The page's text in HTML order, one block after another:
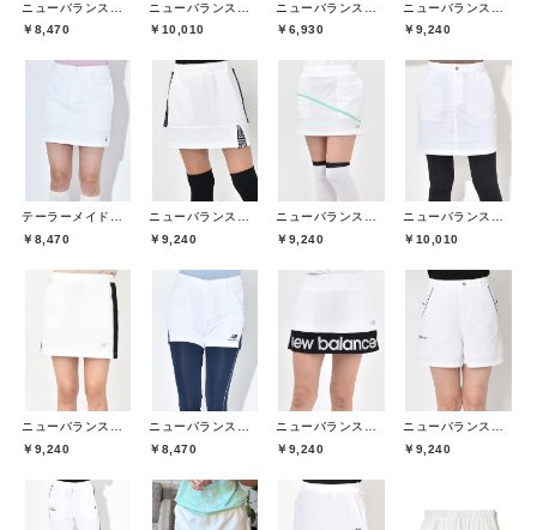
￥8,470
￥10,010
￥6,930
￥9,240
テーラーメイドゴルフ(TaylorMade Golf)
￥8,470
ニューバランスゴルフ(New Balance Golf)
￥9,240
ニューバランスゴルフ(New Balance Golf)
￥9,240
ニューバランスゴルフ(New Balance Golf)
￥10,010
ニューバランスゴルフ(New Balance Golf)
￥9,240
ニューバランスゴルフ(New Balance Golf)
￥8,470
ニューバランスゴルフ(New Balance Golf)
￥9,240
ニューバランスゴルフ(New Balance Golf)
￥9,240